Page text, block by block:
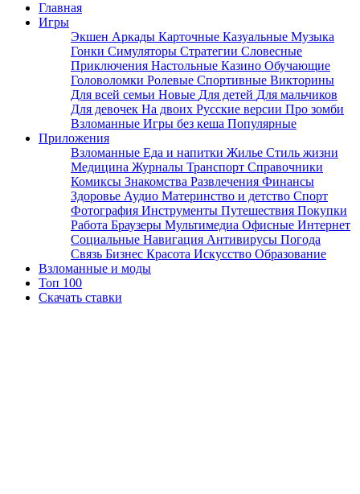
Главная
Игры
Экшен Аркады Карточные Казуальные Музыка
Гонки Симуляторы Стратегии Словесные
Приключения Настольные Казино Обучающие
Головоломки Ролевые Спортивные Викторины
Для всей семьи Новые Для детей Для мальчиков
Для девочек На двоих Русские версии Про зомби
Взломанные Игры без кеша Популярные
Приложения
Взломанные Еда и напитки Жилье Стиль жизни
Медицина Журналы Транспорт Справочники
Комиксы Знакомства Развлечения Финансы
Здоровье Аудио Материнство и детство Спорт
Фотография Инструменты Путешествия Покупки
Работа Браузеры Мультимедиа Офисные Интернет
Социальные Навигация Антивирусы Погода
Связь Бизнес Красота Искусство Образование
Взломанные и моды
Топ 100
Скачать ставки